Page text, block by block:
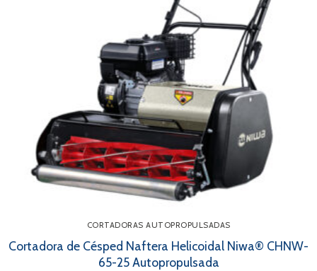
Contacto
CORTADORAS AUTOPROPULSADAS
Cortadora de Césped Naftera Helicoidal Niwa® CHNW-
65-25 Autopropulsada